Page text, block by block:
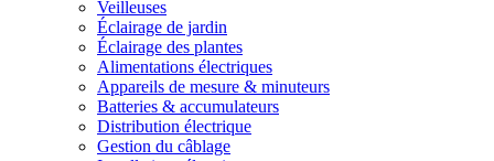
Veilleuses
Éclairage de jardin
Éclairage des plantes
Alimentations électriques
Appareils de mesure & minuteurs
Batteries & accumulateurs
Distribution électrique
Gestion du câblage